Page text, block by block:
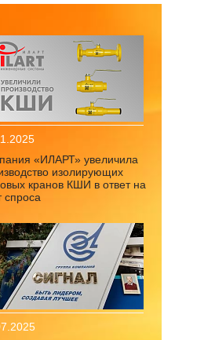
«ИЛАРТ» увеличила
изолирующих
кранов КШИ в ответ на
спроса